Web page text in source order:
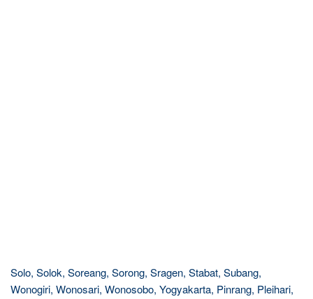
Solo, Solok, Soreang, Sorong, Sragen, Stabat, Subang,
Wonogiri, Wonosari, Wonosobo, Yogyakarta, Pinrang, Pleihari,